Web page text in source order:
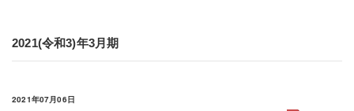
2021(令和3)年3月期
2021年07月06日